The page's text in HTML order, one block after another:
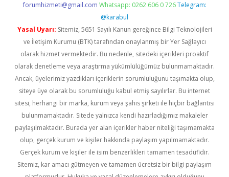
forumhizmeti@gmail.com Whatsapp: 0262 606 0 726 Telegram:
@karabul
Yasal Uyarı: Sitemiz, 5651 Sayılı Kanun gereğince Bilgi Teknolojileri
ve İletişim Kurumu (BTK) tarafından onaylanmış bir Yer Sağlayıcı
olarak hizmet vermektedir. Bu nedenle, sitedeki içerikleri proaktif
olarak denetleme veya araştırma yükümlülüğümüz bulunmamaktadır.
Ancak, üyelerimiz yazdıkları içeriklerin sorumluluğunu taşımakta olup,
siteye üye olarak bu sorumluluğu kabul etmiş sayılırlar. Bu internet
sitesi, herhangi bir marka, kurum veya şahıs şirketi ile hiçbir bağlantısı
bulunmamaktadır. Sitede yalnızca kendi hazırladığımız makaleler
paylaşılmaktadır. Burada yer alan içerikler haber niteliği taşımamakta
olup, gerçek kurum ve kişiler hakkında paylaşım yapılmamaktadır.
Gerçek kurum ve kişiler ile isim benzerlikleri tamamen tesadüfidir.
Sitemiz, kar amacı gütmeyen ve tamamen ücretsiz bir bilgi paylaşım